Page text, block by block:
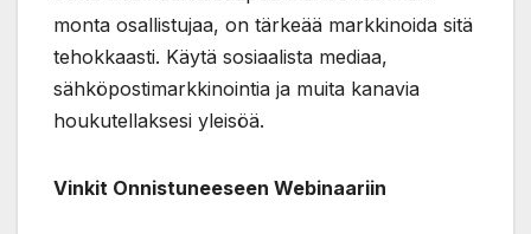
monta osallistujaa, on tärkeää markkinoida sitä
tehokkaasti. Käytä sosiaalista mediaa,
sähköpostimarkkinointia ja muita kanavia
houkutellaksesi yleisöä.
Vinkit Onnistuneeseen Webinaariin